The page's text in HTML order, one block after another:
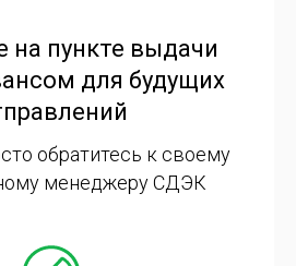
на пункте выдачи
для будущих
обратитесь к своему
менеджеру СДЭК